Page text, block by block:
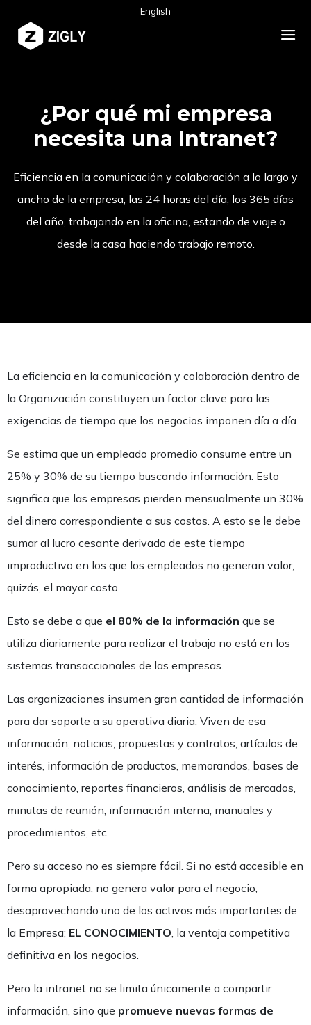
English
¿Por qué mi empresa
necesita una Intranet?
Eficiencia en la comunicación y colaboración a lo largo y
ancho de la empresa, las 24 horas del día, los 365 días
del año, trabajando en la oficina, estando de viaje o
desde la casa haciendo trabajo remoto.
La eficiencia en la comunicación y colaboración dentro de
la Organización constituyen un factor clave para las
exigencias de tiempo que los negocios imponen día a día.
Se estima que un empleado promedio consume entre un
25% y 30% de su tiempo buscando información. Esto
significa que las empresas pierden mensualmente un 30%
del dinero correspondiente a sus costos. A esto se le debe
sumar al lucro cesante derivado de este tiempo
improductivo en los que los empleados no generan valor,
quizás, el mayor costo.
Esto se debe a que el 80% de la información que se
utiliza diariamente para realizar el trabajo no está en los
sistemas transaccionales de las empresas.
Las organizaciones insumen gran cantidad de información
para dar soporte a su operativa diaria. Viven de esa
información; noticias, propuestas y contratos, artículos de
interés, información de productos, memorandos, bases de
conocimiento, reportes financieros, análisis de mercados,
minutas de reunión, información interna, manuales y
procedimientos, etc.
Pero su acceso no es siempre fácil. Si no está accesible en
forma apropiada, no genera valor para el negocio,
desaprovechando uno de los activos más importantes de
la Empresa; EL CONOCIMIENTO, la ventaja competitiva
definitiva en los negocios.
Pero la intranet no se limita únicamente a compartir
información, sino que promueve nuevas formas de